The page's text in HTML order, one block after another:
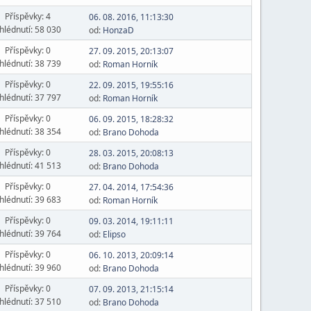
Příspěvky: 4
58 030
06. 08. 2016, 11:13:30
od: HonzaD
Příspěvky: 0
38 739
27. 09. 2015, 20:13:07
od: Roman Horník
Příspěvky: 0
37 797
22. 09. 2015, 19:55:16
od: Roman Horník
Příspěvky: 0
38 354
06. 09. 2015, 18:28:32
od: Brano Dohoda
Příspěvky: 0
41 513
28. 03. 2015, 20:08:13
od: Brano Dohoda
Příspěvky: 0
39 683
27. 04. 2014, 17:54:36
od: Roman Horník
Příspěvky: 0
39 764
09. 03. 2014, 19:11:11
od: Elipso
Příspěvky: 0
39 960
06. 10. 2013, 20:09:14
od: Brano Dohoda
Příspěvky: 0
37 510
07. 09. 2013, 21:15:14
od: Brano Dohoda